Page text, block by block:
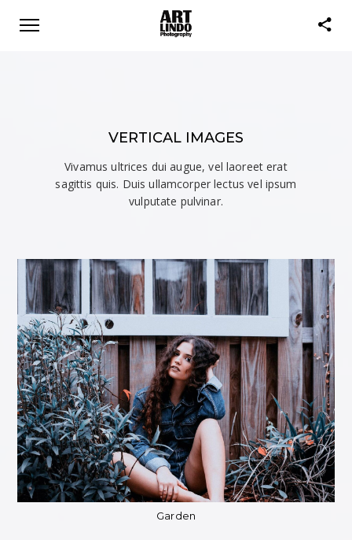
VERTICAL IMAGES
Vivamus ultrices dui augue, vel laoreet erat
sagittis quis. Duis ullamcorper lectus vel ipsum
vulputate pulvinar.
Garden